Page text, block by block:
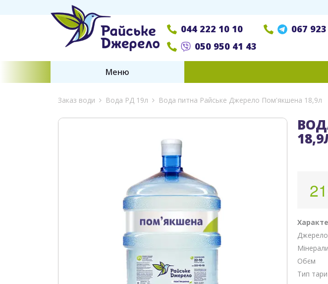
044 222 10 10
067
050 950 41 43
Меню
Заказ води Вода РД 19л Вода питна Райське Джерело Пом'якшена 18,9л
Джерело
Обєм
Тип тари